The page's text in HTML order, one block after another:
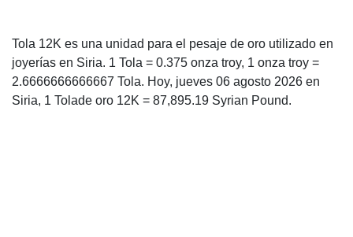
Tola 12K es una unidad para el pesaje de oro utilizado en
joyerías en Siria. 1 Tola = 0.375 onza troy, 1 onza troy =
2.6666666666667 Tola. Hoy, jueves 06 agosto 2026 en
Siria, 1 Tolade oro 12K = 87,895.19 Syrian Pound.